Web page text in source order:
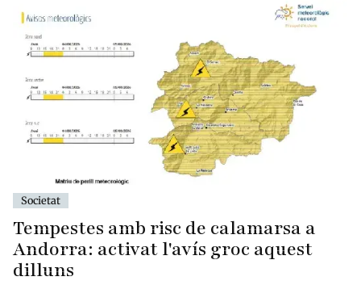
Societat
Tempestes amb risc de calamarsa a
Andorra: activat l'avís groc aquest
dilluns